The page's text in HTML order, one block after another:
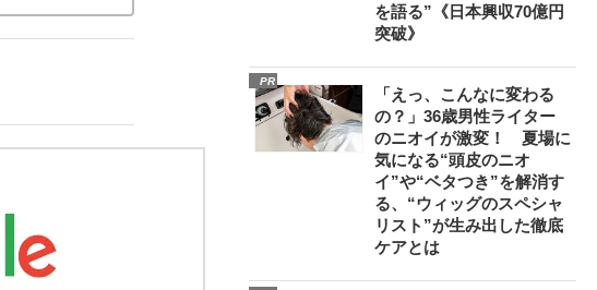
を語る”《日本興収70億円
突破》
PR
「えっ、こんなに変わる
の？」36歳男性ライター
のニオイが激変！ 夏場に
気になる“頭皮のニオ
イ”や“ベタつき”を解消す
る、“ウィッグのスペシャ
リスト”が生み出した徹底
ケアとは